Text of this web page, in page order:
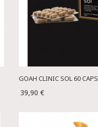
GOAH CLINIC SOL 60 CAPS
39,90 €